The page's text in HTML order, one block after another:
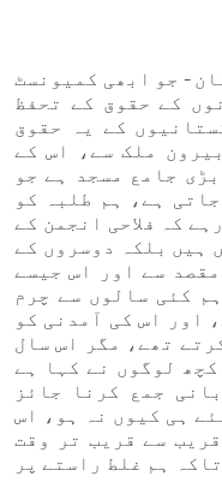
- جو ابھی کمیونسٹ
کے حقوق کے تحفظ
کے یہ حقوق
ملک سے، اس کے
جامع مسجد ہے جو
ہے، ہم طلبہ کو
کہ فلاحی انجمن کے
ہیں بلکہ دوسروں کے
سے اور اس جیسے
کئی سالوں سے چرم
اور اس کی آمدنی کو
تھے، مگر اس سال
لوگوں نے کہا ہے
جمع کرنا جائز
ہی کیوں نہ ہو، اس
سے قریب تر وقت
ہم غلط راستے پر